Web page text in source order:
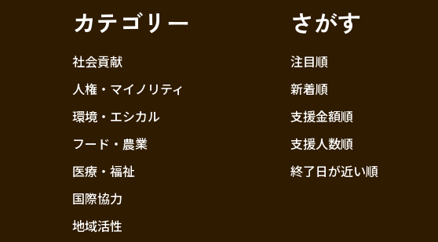
カテゴリー
社会貢献
人権・マイノリティ
環境・エシカル
フード・農業
医療・福祉
国際協力
地域活性
さがす
注目順
新着順
支援金額順
支援人数順
終了日が近い順